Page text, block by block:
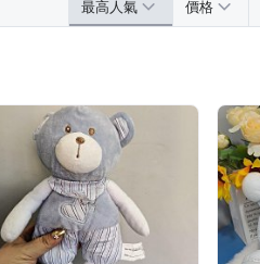
最高人氣 價格